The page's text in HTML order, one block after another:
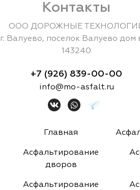
Контакты
ООО ДОРОЖНЫЕ
г. Валуево, поселок Валуево дом
143240
+7 (926) 839-00-00
info@mo-asfalt.ru
Главная
Асфальтирование
дворов
Асфальтирование